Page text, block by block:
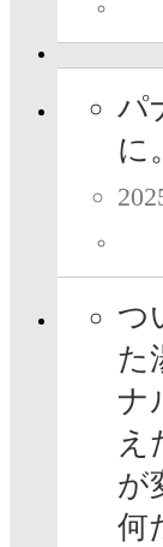
パ
に。
つ
た
ナ
え
が
何